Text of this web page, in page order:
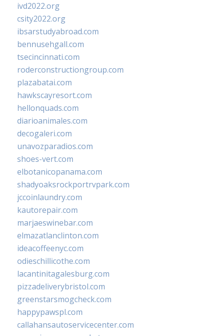
ivd2022.org
csity2022.org
ibsarstudyabroad.com
bennusehgall.com
tsecincinnati.com
roderconstructiongroup.com
plazabatai.com
hawkscayresort.com
hellonquads.com
diarioanimales.com
decogaleri.com
unavozparadios.com
shoes-vert.com
elbotanicopanama.com
shadyoaksrockportrvpark.com
jccoinlaundry.com
kautorepair.com
marjaeswinebar.com
elmazatlanclinton.com
ideacoffeenyc.com
odieschillicothe.com
lacantinitagalesburg.com
pizzadeliverybristol.com
greenstarsmogcheck.com
happypawspl.com
callahansautoservicecenter.com